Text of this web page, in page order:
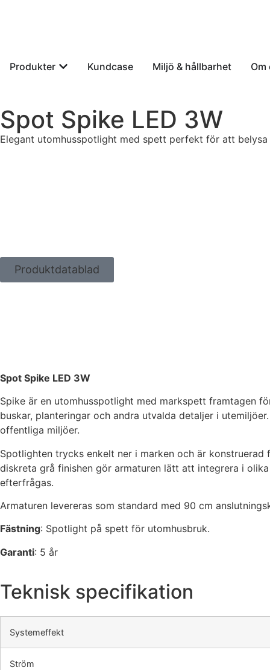
Produkter Kundcase Miljö & hållbarhet Om
Spot Spike LED 3W
Elegant utomhusspotlight med spett perfekt för att
Produktdatablad
Spot Spike LED 3W
Spike är en utomhusspotlight med markspett framtagen
buskar, planteringar och andra utvalda detaljer i
offentliga miljöer.
Spotlighten trycks enkelt ner i marken och är
diskreta grå finishen gör armaturen lätt att integrera i
efterfrågas.
Armaturen levereras som standard med 90 cm
Fästning: Spotlight på spett för utomhusbruk.
Garanti: 5 år
Teknisk specifikation
Systemeffekt
Ström